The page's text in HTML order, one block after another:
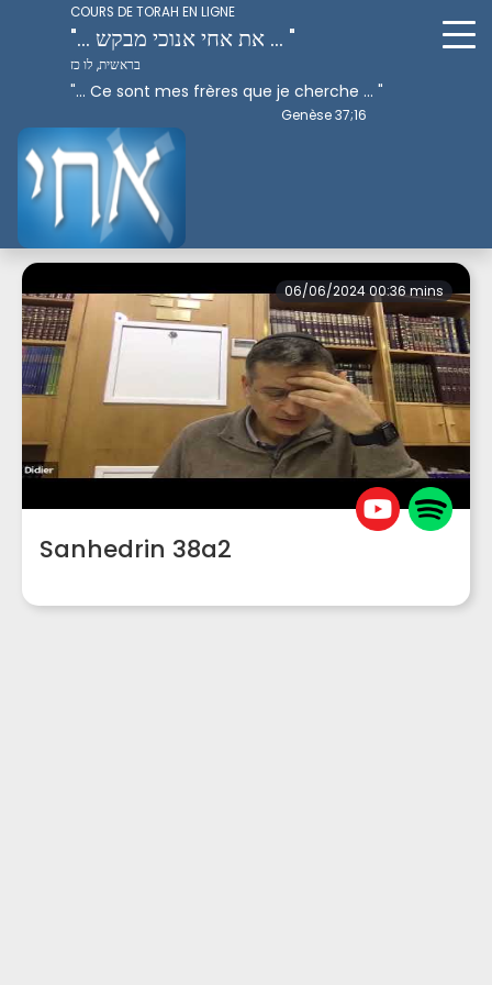
COURS DE TORAH EN LIGNE
"... את אחי אנוכי מבקש ... "
בראשית, לו כז
"... Ce sont mes frères que je cherche ... "
Genèse 37;16
Perek 4
06/06/2024 00:36 mins
Sanhedrin 38a2